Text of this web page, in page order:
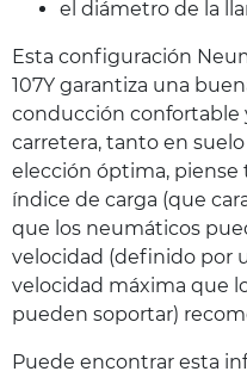
el diámetro de la
Esta configuración
107Y garantiza una
conducción confortable
carretera, tanto en
elección óptima, piense
índice de carga (que
que los neumáticos
velocidad (definido por
velocidad máxima que
pueden soportar)
Puede encontrar esta